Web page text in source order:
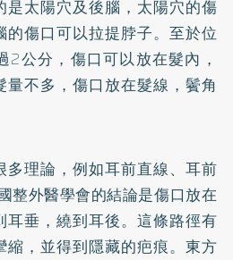
是太陽穴及後腦，太陽穴的傷
的傷口可以拉提脖子。至於位
2公分，傷口可以放在髮內，
不多，傷口放在髮線，鬢角
多理論，例如耳前直線、耳前
整外醫學會的結論是傷口放在
耳垂，繞到耳後。這條路徑有
縮，並得到隱藏的疤痕。東方